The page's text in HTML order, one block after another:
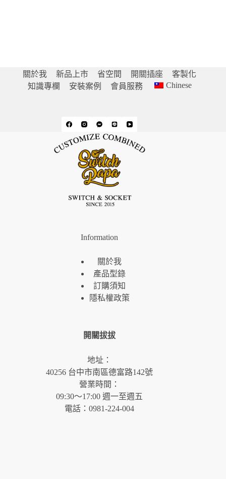
關於我 新品上市 省空間 開關插座
客製化
知識專欄
安裝案例 會員服務 Chinese
Information
關於我
產品型錄
訂購須知
隱私權政策
開關拔拔
地址：
40256 台中市南區德富路142號
營業時間：
09:30～17:00 週一至週五
電話：0981-224-004